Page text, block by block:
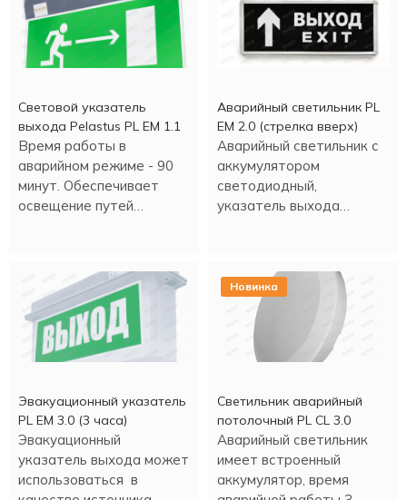
Световой указатель
выхода Pelastus PL EM 1.1
Время работы в
аварийном режиме - 90
минут. Обеспечивает
освещение путей
Аварийный светильник PL
EM 2.0 (стрелка вверх)
Аварийный светильник с
аккумулятором
светодиодный,
указатель выхода
Эвакуационный указатель
PL EM 3.0 (3 часа)
Эвакуационный
указатель выхода может
использоваться в
Новинка
Светильник аварийный
потолочный PL CL 3.0
Аварийный светильник
имеет встроенный
аккумулятор, время